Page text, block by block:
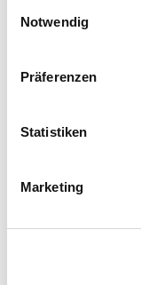
Notwendig
Präferenzen
Statistiken
Marketing